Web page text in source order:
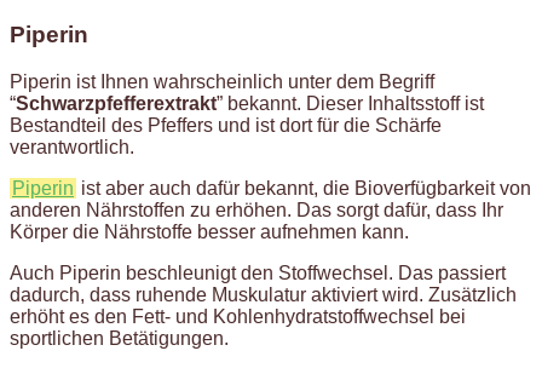
Piperin
Piperin ist Ihnen wahrscheinlich unter dem Begriff
“Schwarzpfefferextrakt” bekannt. Dieser Inhaltsstoff ist
Bestandteil des Pfeffers und ist dort für die Schärfe
verantwortlich.
Piperin ist aber auch dafür bekannt, die Bioverfügbarkeit von
anderen Nährstoffen zu erhöhen. Das sorgt dafür, dass Ihr
Körper die Nährstoffe besser aufnehmen kann.
Auch Piperin beschleunigt den Stoffwechsel. Das passiert
dadurch, dass ruhende Muskulatur aktiviert wird. Zusätzlich
erhöht es den Fett- und Kohlenhydratstoffwechsel bei
sportlichen Betätigungen.